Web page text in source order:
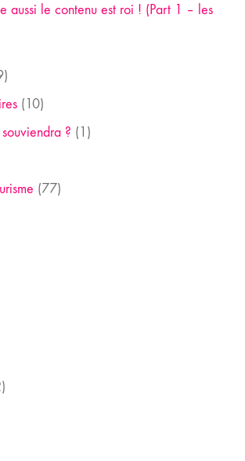
aussi le contenu est roi ! (Part 1 – les
(10)
? (1)
(77)